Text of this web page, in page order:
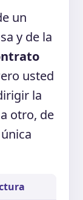
un
y de la
usted
la
otro, de